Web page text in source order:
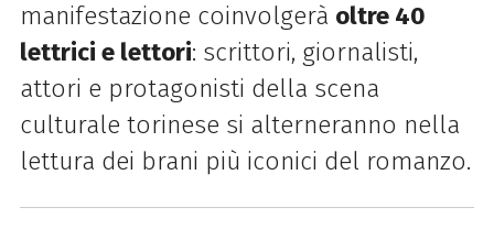
manifestazione coinvolgerà oltre 40
lettrici e lettori: scrittori, giornalisti,
attori e protagonisti della scena
culturale torinese si alterneranno nella
lettura dei brani più iconici del romanzo.